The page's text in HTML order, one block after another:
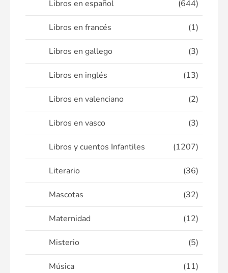
Libros en español (644)
Libros en francés (1)
Libros en gallego (3)
Libros en inglés (13)
Libros en valenciano (2)
Libros en vasco (3)
Libros y cuentos Infantiles (1207)
Literario (36)
Mascotas (32)
Maternidad (12)
Misterio (5)
Música (11)